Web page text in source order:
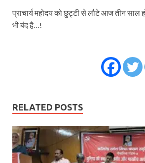
प्राचार्य महोदय को छुट्टी से लौटे आज तीन
भी बंद है…!
RELATED POSTS